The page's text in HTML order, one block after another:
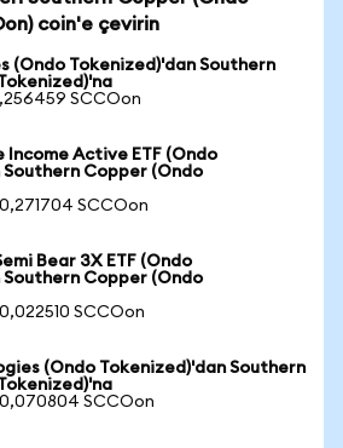
coin'e çevirin
(Ondo Tokenized)'dan Southern
SCCOon
Income Active ETF (Ondo
Copper (Ondo
SCCOon
Bear 3X ETF (Ondo
Copper (Ondo
SCCOon
(Ondo Tokenized)'dan Southern
SCCOon